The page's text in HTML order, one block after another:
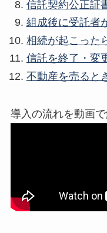
信託契約公正証
組成後に受託者
相続が起こった
信託を終了・変
不動産を売ると
導入の流れを動画